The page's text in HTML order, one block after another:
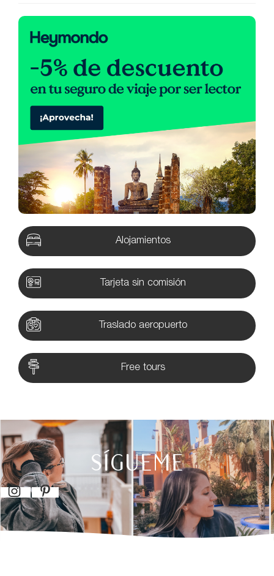
Alojamientos
Tarjeta sin comisión
Traslado aeropuerto
Free tours
SÍGUEME